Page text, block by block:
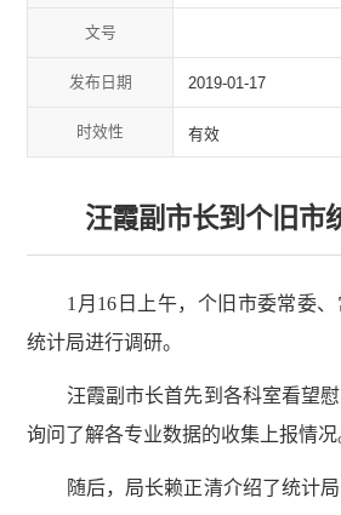
文号
发布日期 2019-01-17
时效性 有效
汪霞副市长到个旧市
1月16日上午，个旧市委常委、
统计局进行调研。
汪霞副市长首先到各科室看望慰
询问了解各专业数据的收集上报情况
随后，局长赖正清介绍了统计局